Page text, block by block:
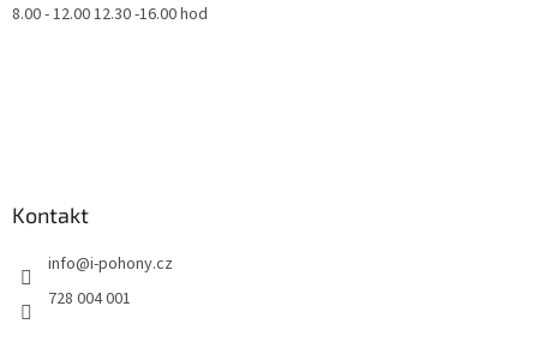
8.00 - 12.00 12.30 -16.00 hod
Kontakt
info@i-pohony.cz
728 004 001